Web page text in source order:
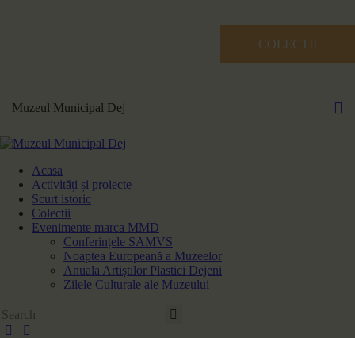
COLECTII
Muzeul Municipal Dej
Acasa
Activități și proiecte
Scurt istoric
Colectii
Evenimente marca MMD
Conferințele SAMVS
Noaptea Europeană a Muzeelor
Anuala Artiștilor Plastici Dejeni
Zilele Culturale ale Muzeului